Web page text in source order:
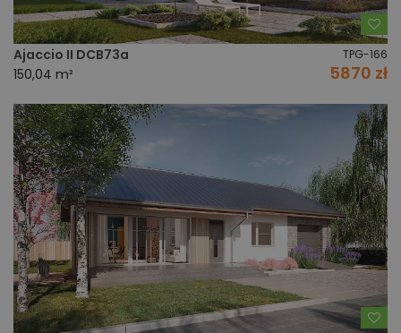
Ajaccio II DCB73a TPG-166
150,04 m² 5870 zł